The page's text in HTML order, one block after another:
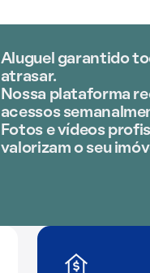
Aluguel garantido
atrasar.
Nossa plataforma
acessos
Fotos e vídeos
valorizam o seu